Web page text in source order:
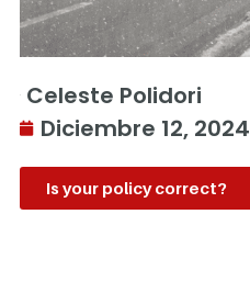
Celeste Polidori
Diciembre 12, 2024
Is your policy correct?